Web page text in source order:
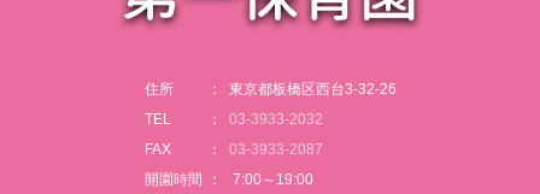
住所
東京都板橋区西台3-32-26
TEL
03-3933-2032
FAX
03-3933-2087
開園時間
7:00～19:00